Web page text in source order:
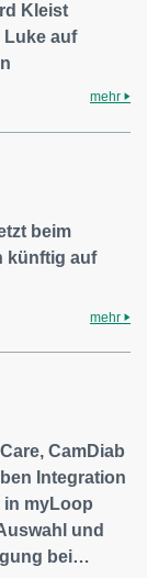
Kleist
auf
mehr
beim
künftig auf
mehr
CamDiab
Integration
in myLoop
und
bei…